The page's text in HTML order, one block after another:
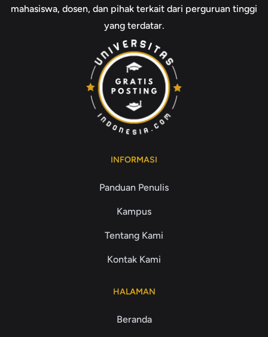
mahasiswa, dosen, dan pihak terkait dari perguruan tinggi
yang terdatar.
INFORMASI
Panduan Penulis
Kampus
Tentang Kami
Kontak Kami
HALAMAN
Beranda